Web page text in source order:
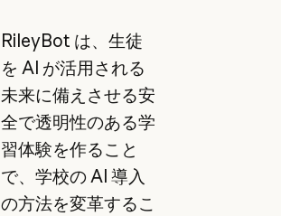
RileyBot は、生徒
を AI が活用される
未来に備えさせる安
全で透明性のある学
習体験を作ること
で、学校の AI 導入
の方法を変革するこ